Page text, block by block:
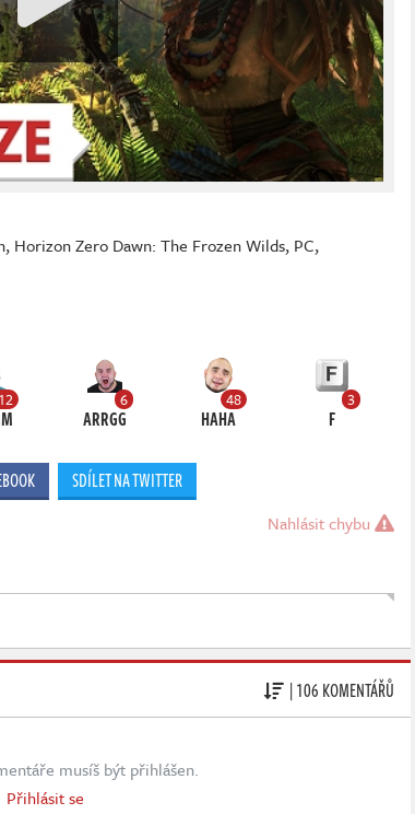
, Horizon Zero Dawn: The Frozen Wilds, PC,
6
ARRGG
48
HAHA
3
F
SDÍLET NA TWITTER
Nahlásit chybu
| 106 KOMENTÁŘŮ
musíš být přihlášen.
Přihlásit se